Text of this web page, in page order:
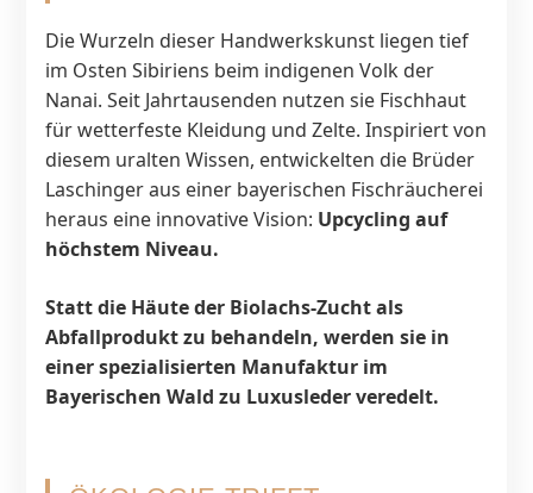
Die Wurzeln dieser Handwerkskunst liegen tief
im Osten Sibiriens beim indigenen Volk der
Nanai. Seit Jahrtausenden nutzen sie Fischhaut
für wetterfeste Kleidung und Zelte. Inspiriert von
diesem uralten Wissen, entwickelten die Brüder
Laschinger aus einer bayerischen Fischräucherei
heraus eine innovative Vision: Upcycling auf
höchstem Niveau.
Statt die Häute der Biolachs-Zucht als
Abfallprodukt zu behandeln, werden sie in
einer spezialisierten Manufaktur im
Bayerischen Wald zu Luxusleder veredelt.